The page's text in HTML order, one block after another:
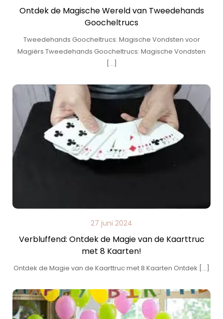
Ontdek de Magische Wereld van Tweedehands
Goocheltrucs
Tweedehands Goocheltrucs: Magische Vondsten voor
Magiërs Tweedehands Goocheltrucs: Magische Vondsten
[…]
27 juni 2024
Verbluffend: Ontdek de Magie van de Kaarttruc
met 8 Kaarten!
Ontdek de Magie van de Kaarttruc met 8 Kaarten Ontdek […]